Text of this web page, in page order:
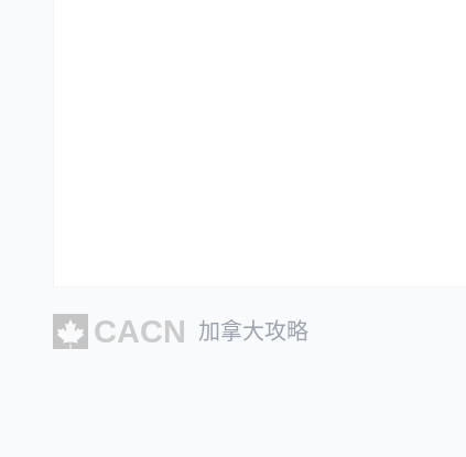
加拿大攻略